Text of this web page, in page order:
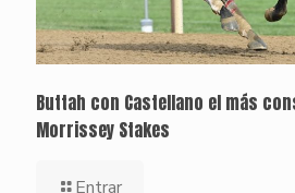
Buttah con Castellano el más
Morrissey Stakes
Entrar